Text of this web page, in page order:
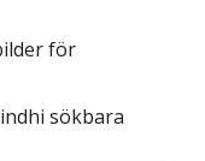
för
sökbara